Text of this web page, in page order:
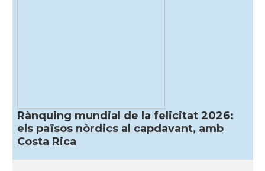
Rànquing mundial de la felicitat 2026:
els països nòrdics al capdavant, amb
Costa Rica